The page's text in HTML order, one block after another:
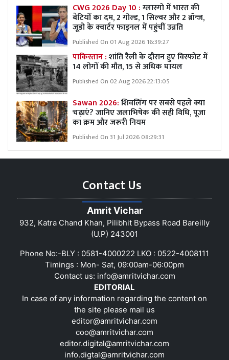
CWG 2026 Day 10 :ग्लास्गो में भारत की
बेटियों का दम, 2 गोल्ड, 1 सिल्वर और 2 ब्रॉन्ज,
जूडो के क्वार्टर फाइनल में पहुंचीं उन्नति
Published On 01 Aug 2026 16:39:27
पाकिस्तान :शांति रैली के दौरान हुए विस्फोट में
14 लोगों की मौत, 15 से अधिक घायल
Published On 02 Aug 2026 22:13:05
Sawan 2026:शिवलिंग पर सबसे पहले क्या
चढ़ाएं? जानिए जलाभिषेक की सही विधि, पूजा
का क्रम और जरूरी नियम
Published On 31 Jul 2026 08:29:31
Contact Us
Amrit Vichar
932, Katra Chand Khan, Pilibhit Bypass Road Bareilly
(U.P) 243001
Phone No:-BLY : 0581-4000222 LKO : 0522-4008111
Timings : Mon- Sat, 09:00am-06:00pm
Contact us: info@amritvichar.com
EDITORIAL
In case of any information regarding the content on
the site please mail us
editor@amritvichar.com
coo@amritvichar.com
editor.digital@amritvichar.com
info.digtal@amritvichar.com